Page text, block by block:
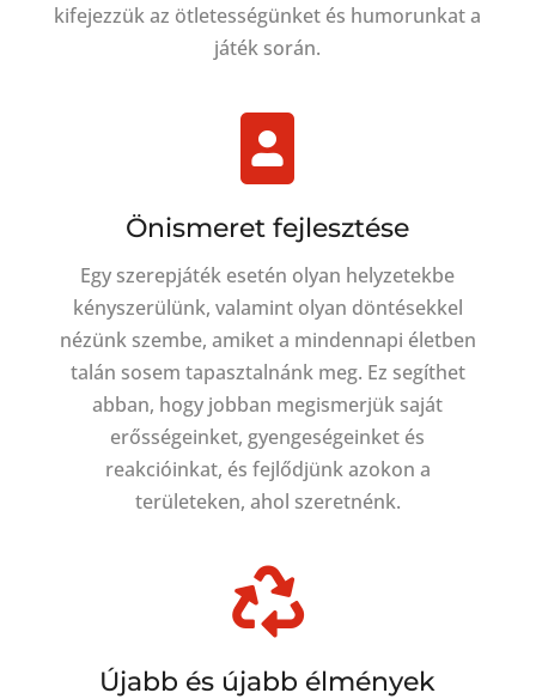
kifejezzük az ötletességünket és humorunkat a
játék során.

Önismeret fejlesztése
Egy szerepjáték esetén olyan helyzetekbe
kényszerülünk, valamint olyan döntésekkel
nézünk szembe, amiket a mindennapi életben
talán sosem tapasztalnánk meg. Ez segíthet
abban, hogy jobban megismerjük saját
erősségeinket, gyengeségeinket és
reakcióinkat, és fejlődjünk azokon a
területeken, ahol szeretnénk.

Újabb és újabb élmények